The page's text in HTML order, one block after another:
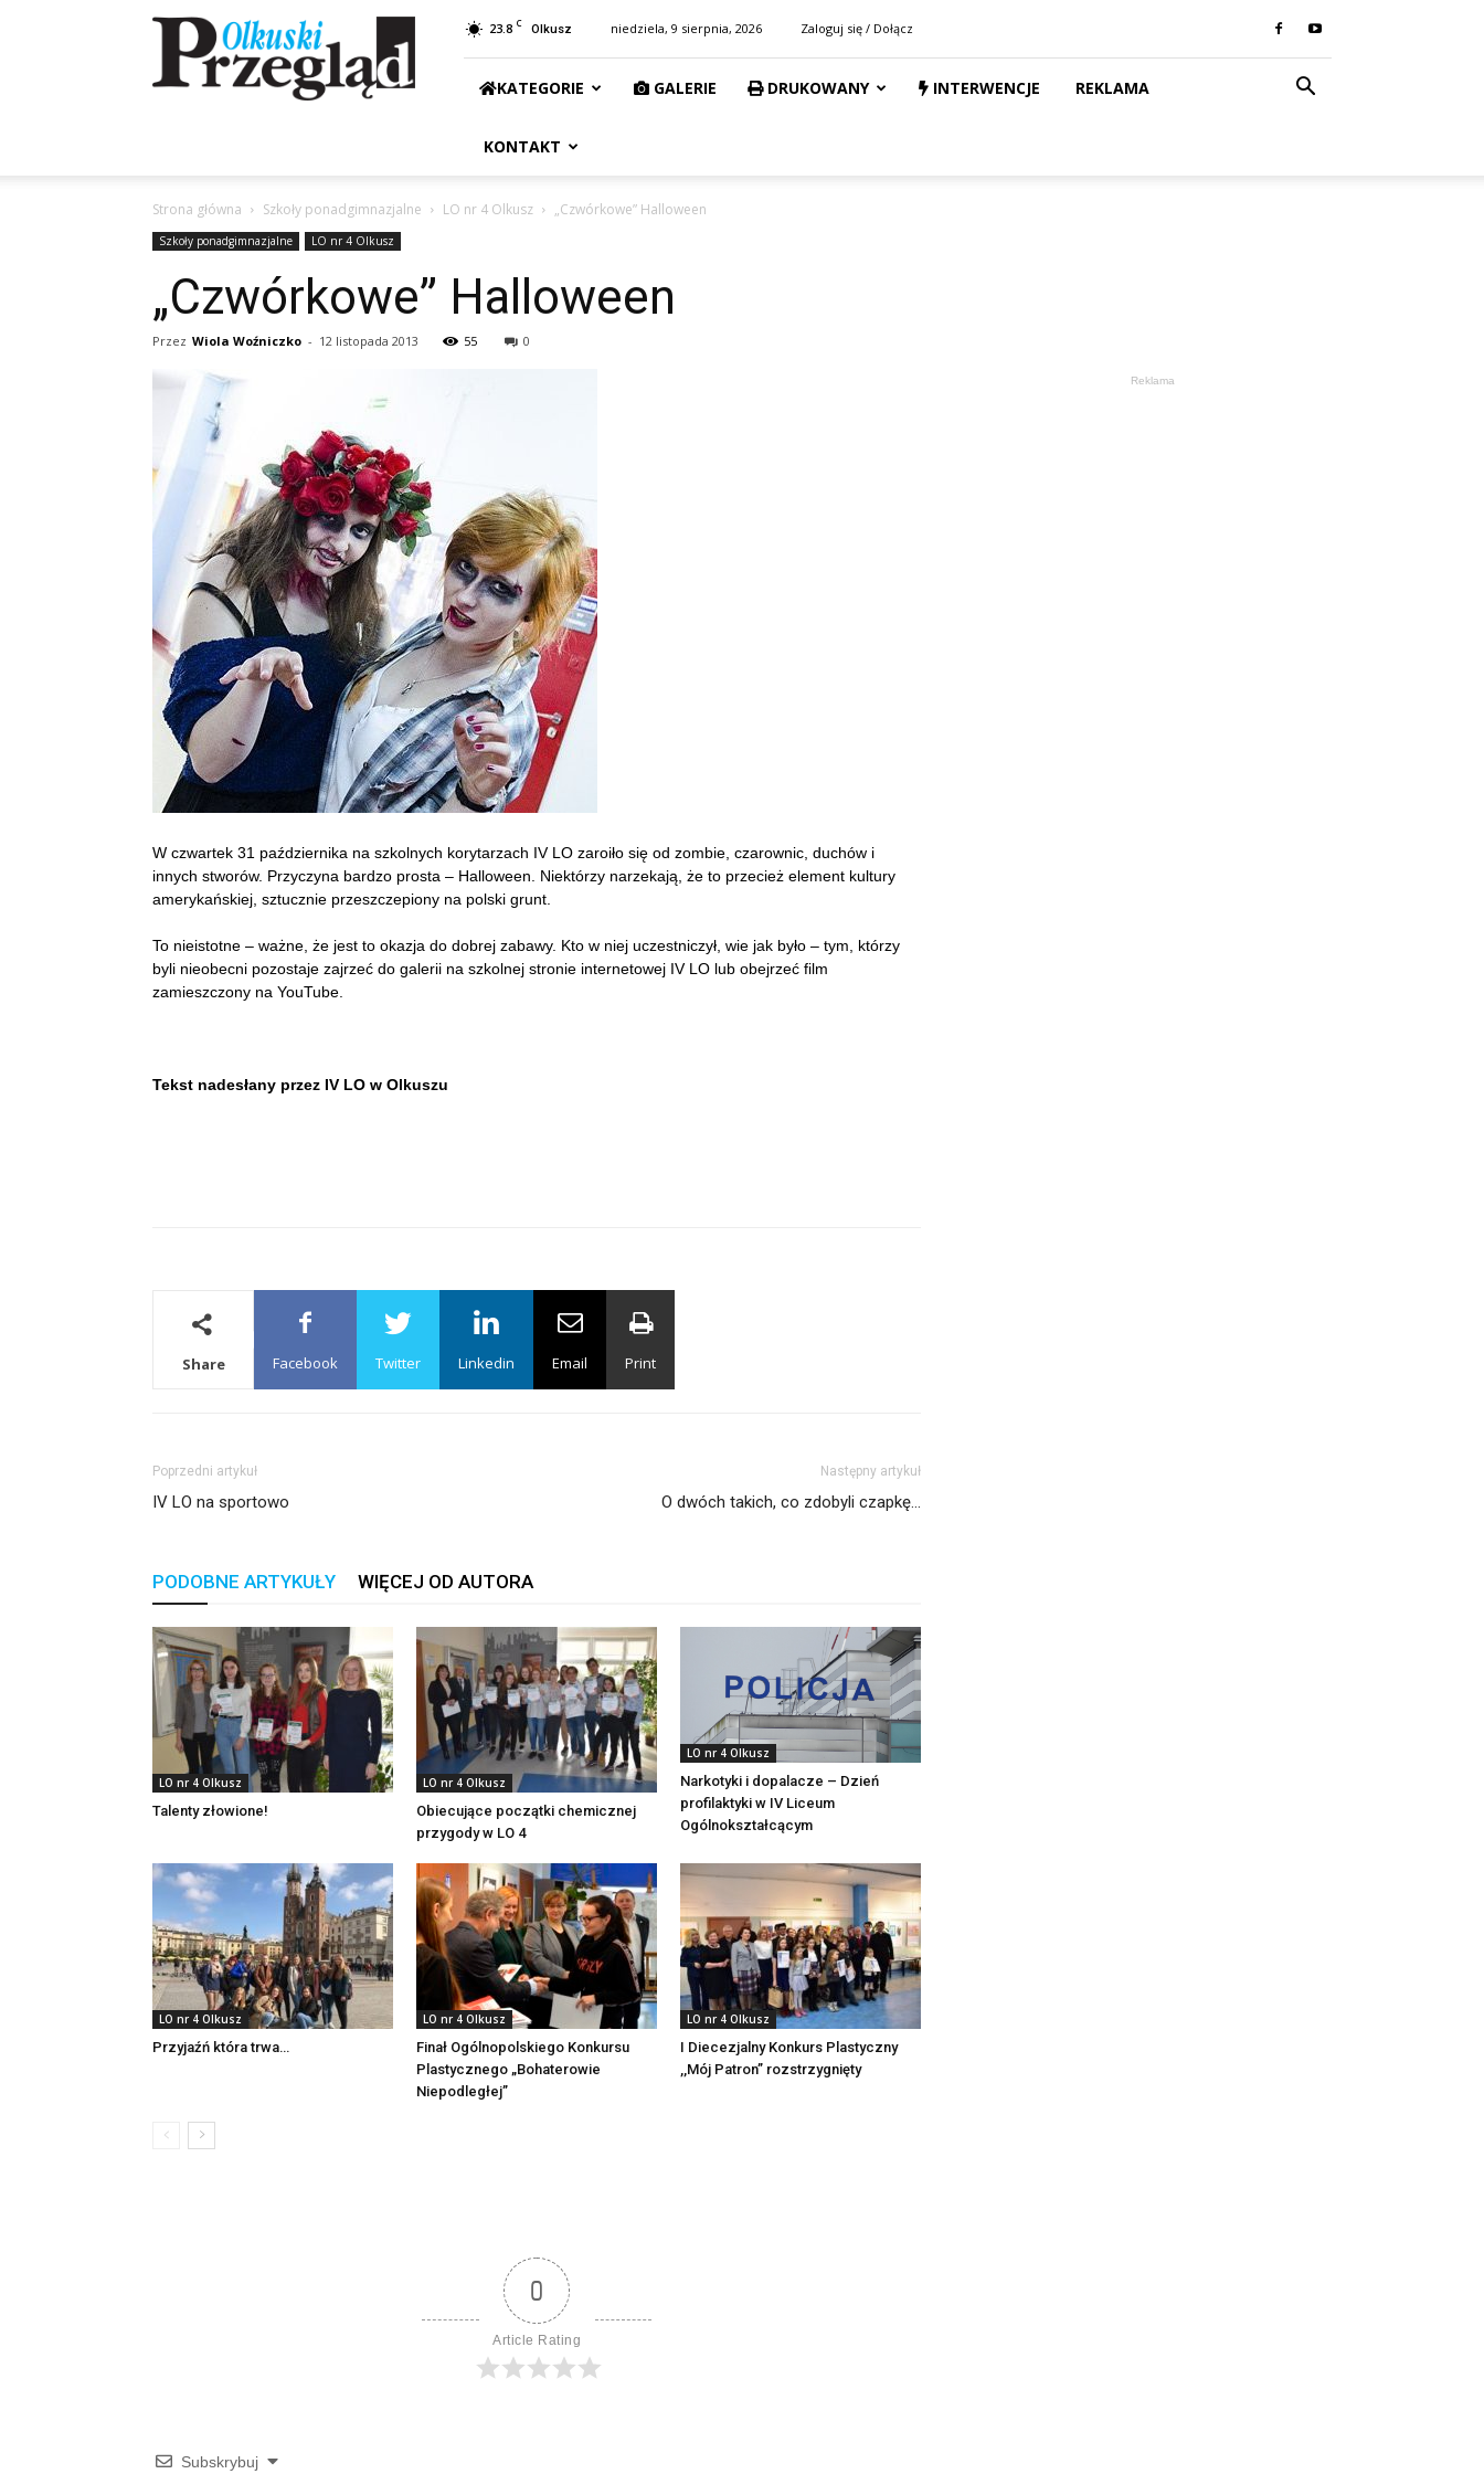
Przegląd
Olkuski
23.8 C Olkusz niedziela, 9 sierpnia, 2026 Zaloguj się / Dołącz
KATEGORIE GALERIE DRUKOWANY INTERWENCJE REKLAMA
KONTAKT
Strona główna Szkoły ponadgimnazjalne LO nr 4 Olkusz „Czwórkowe” Halloween
Szkoły ponadgimnazjalne LO nr 4 Olkusz
„Czwórkowe” Halloween
Przez Wiola Woźniczko - 12 listopada 2013 55 0
W czwartek 31 października na szkolnych korytarzach IV LO zaroiło się od zombie, czarownic, duchów i
innych stworów. Przyczyna bardzo prosta – Halloween. Niektórzy narzekają, że to przecież element kultury
amerykańskiej, sztucznie przeszczepiony na polski grunt.
To nieistotne – ważne, że jest to okazja do dobrej zabawy. Kto w niej uczestniczył, wie jak było – tym, którzy
byli nieobecni pozostaje zajrzeć do galerii na szkolnej stronie internetowej IV LO lub obejrzeć film
zamieszczony na YouTube.
Tekst nadesłany przez IV LO w Olkuszu
Share Facebook Twitter Linkedin Email Print
Poprzedni artykuł
IV LO na sportowo
Następny artykuł
O dwóch takich, co zdobyli czapkę…
PODOBNE ARTYKUŁY WIĘCEJ OD AUTORA
LO nr 4 Olkusz
Talenty złowione!
LO nr 4 Olkusz
Obiecujące początki chemicznej
przygody w LO 4
LO nr 4 Olkusz
Narkotyki i dopalacze – Dzień
profilaktyki w IV Liceum
Ogólnokształcącym
LO nr 4 Olkusz
Przyjaźń która trwa…
LO nr 4 Olkusz
Finał Ogólnopolskiego Konkursu
Plastycznego „Bohaterowie
Niepodległej”
LO nr 4 Olkusz
I Diecezjalny Konkurs Plastyczny
,,Mój Patron” rozstrzygnięty
0
Article Rating
Subskrybuj
Reklama